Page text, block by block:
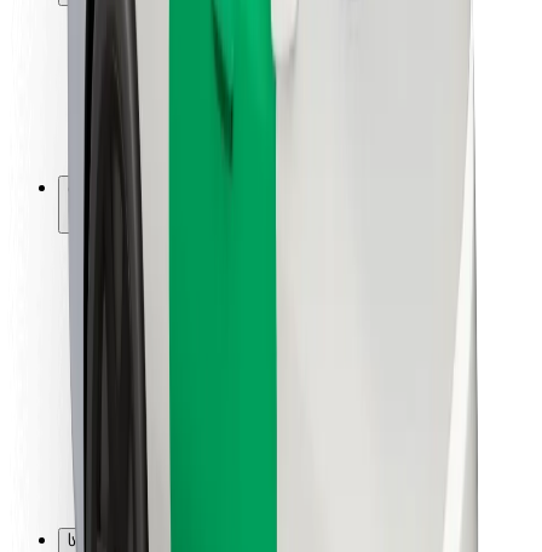
ლოკაციები
ქალაქი უკეთესობისკენ
აეროპორტები
მხარდაჭერა
მძღოლებისთვის
კურიერებისთვის
Bolt Food
რესტორნებისთვის
Bolt for Business
სხვა